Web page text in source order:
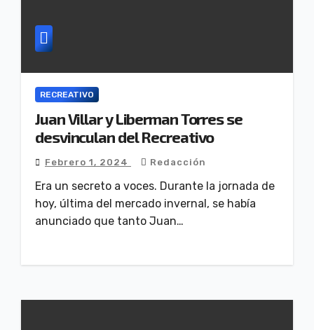
RECREATIVO
Juan Villar y Liberman Torres se
desvinculan del Recreativo
Febrero 1, 2024 Redacción
Era un secreto a voces. Durante la jornada de
hoy, última del mercado invernal, se había
anunciado que tanto Juan…